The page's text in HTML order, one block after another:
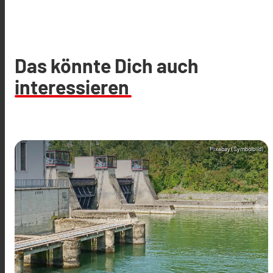
Das könnte Dich auch
interessieren
Pixabay (Symbolbild)